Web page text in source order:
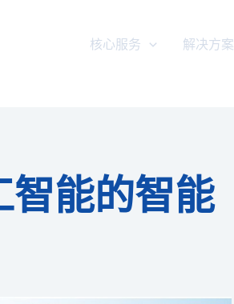
核心服务 解决方案
能的智能